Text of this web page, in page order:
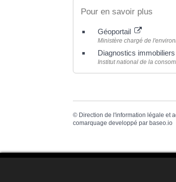
Pour en savoir plus
Géoportail
Ministère chargé de
Diagnostics
Institut national de la
© Direction de l'information légale et
comarquage developpé par baseo.io